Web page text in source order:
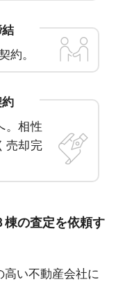
約。
。相性
売却完
棟の査定を依頼す
高い不動産会社に